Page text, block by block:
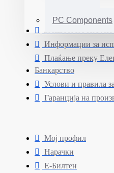
PC Components
ЗАШТИТА НА
Информации за
Плаќање преку
Банкарство
Услови и правила
Гаранција на
Мој профил
Нарачки
Е-Билтен